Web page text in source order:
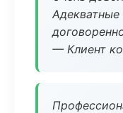
— Клиент